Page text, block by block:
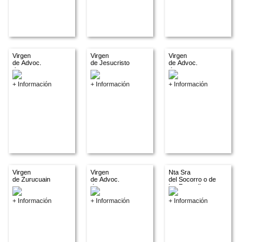
Virgen
de Advoc.
descon.
+ Información
Virgen
de Jesucristo
+ Información
Virgen
de Advoc.
descon.
+ Información
Virgen
de Zurucuain
+ Información
Virgen
de Advoc.
descon.
+ Información
Nta Sra
del Socorro o de
los Remedios
+ Información